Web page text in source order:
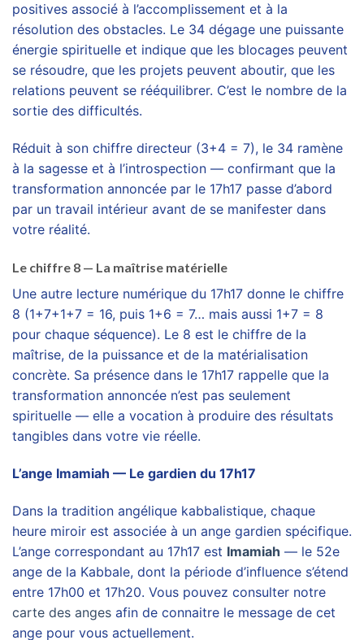
positives associé à l’accomplissement et à la
résolution des obstacles. Le 34 dégage une puissante
énergie spirituelle et indique que les blocages peuvent
se résoudre, que les projets peuvent aboutir, que les
relations peuvent se rééquilibrer. C’est le nombre de la
sortie des difficultés.
Réduit à son chiffre directeur (3+4 = 7), le 34 ramène
à la sagesse et à l’introspection — confirmant que la
transformation annoncée par le 17h17 passe d’abord
par un travail intérieur avant de se manifester dans
votre réalité.
Le chiffre 8 — La maîtrise matérielle
Une autre lecture numérique du 17h17 donne le chiffre
8 (1+7+1+7 = 16, puis 1+6 = 7… mais aussi 1+7 = 8
pour chaque séquence). Le 8 est le chiffre de la
maîtrise, de la puissance et de la matérialisation
concrète. Sa présence dans le 17h17 rappelle que la
transformation annoncée n’est pas seulement
spirituelle — elle a vocation à produire des résultats
tangibles dans votre vie réelle.
L’ange Imamiah — Le gardien du 17h17
Dans la tradition angélique kabbalistique, chaque
heure miroir est associée à un ange gardien spécifique.
L’ange correspondant au 17h17 est Imamiah — le 52e
ange de la Kabbale, dont la période d’influence s’étend
entre 17h00 et 17h20. Vous pouvez consulter notre
carte des anges afin de connaitre le message de cet
ange pour vous actuellement.